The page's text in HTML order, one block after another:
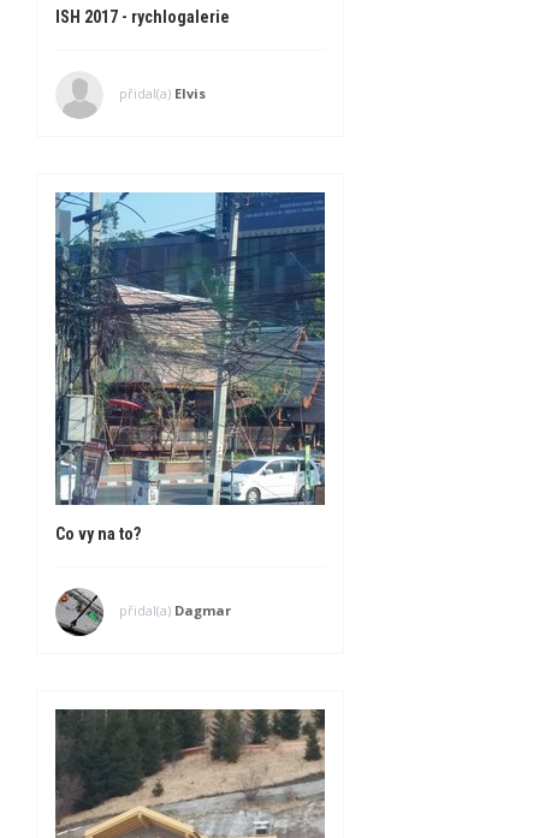
ISH 2017 - rychlogalerie
přidal(a) Elvis
Co vy na to?
přidal(a) Dagmar